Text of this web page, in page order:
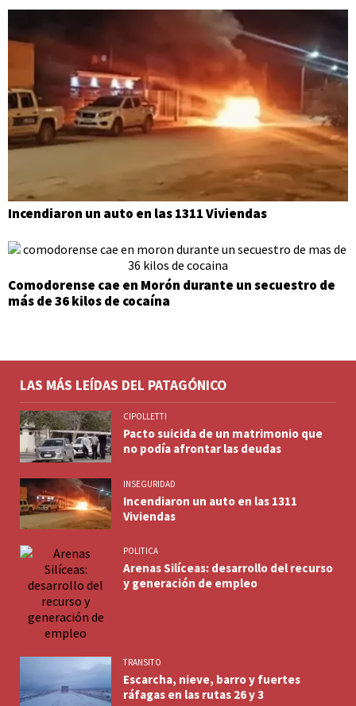
Incendiaron un auto en las 1311 Viviendas
Comodorense cae en Morón durante un secuestro de
más de 36 kilos de cocaína
LAS MÁS LEÍDAS DEL PATAGÓNICO
CIPOLLETTI
Pacto suicida de un matrimonio que
no podía afrontar las deudas
INSEGURIDAD
Incendiaron un auto en las 1311
Viviendas
POLITICA
Arenas Silíceas: desarrollo del recurso
y generación de empleo
TRANSITO
Escarcha, nieve, barro y fuertes
ráfagas en las rutas 26 y 3